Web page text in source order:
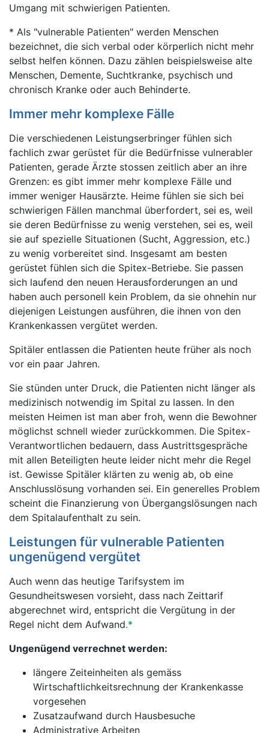
Umgang mit schwierigen Patienten.
* Als "vulnerable Patienten" werden Menschen
bezeichnet, die sich verbal oder körperlich nicht mehr
selbst helfen können. Dazu zählen beispielsweise alte
Menschen, Demente, Suchtkranke, psychisch und
chronisch Kranke oder auch Behinderte.
Immer mehr komplexe Fälle
Die verschiedenen Leistungserbringer fühlen sich
fachlich zwar gerüstet für die Bedürfnisse vulnerabler
Patienten, gerade Ärzte stossen zeitlich aber an ihre
Grenzen: es gibt immer mehr komplexe Fälle und
immer weniger Hausärzte. Heime fühlen sie sich bei
schwierigen Fällen manchmal überfordert, sei es, weil
sie deren Bedürfnisse zu wenig verstehen, sei es, weil
sie auf spezielle Situationen (Sucht, Aggression, etc.)
zu wenig vorbereitet sind. Insgesamt am besten
gerüstet fühlen sich die Spitex-Betriebe. Sie passen
sich laufend den neuen Herausforderungen an und
haben auch personell kein Problem, da sie ohnehin nur
diejenigen Leistungen ausführen, die ihnen von den
Krankenkassen vergütet werden.
Spitäler entlassen die Patienten heute früher als noch
vor ein paar Jahren.
Sie stünden unter Druck, die Patienten nicht länger als
medizinisch notwendig im Spital zu lassen. In den
meisten Heimen ist man aber froh, wenn die Bewohner
möglichst schnell wieder zurückkommen. Die Spitex-
Verantwortlichen bedauern, dass Austrittsgespräche
mit allen Beteiligten heute leider nicht mehr die Regel
ist. Gewisse Spitäler klärten zu wenig ab, ob eine
Anschlusslösung vorhanden sei. Ein generelles Problem
scheint die Finanzierung von Übergangslösungen nach
dem Spitalaufenthalt zu sein.
Leistungen für vulnerable Patienten
ungenügend vergütet
Auch wenn das heutige Tarifsystem im
Gesundheitswesen vorsieht, dass nach Zeittarif
abgerechnet wird, entspricht die Vergütung in der
Regel nicht dem Aufwand.*
Ungenügend verrechnet werden:
längere Zeiteinheiten als gemäss
Wirtschaftlichkeitsrechnung der Krankenkasse
vorgesehen
Zusatzaufwand durch Hausbesuche
Administrative Arbeiten